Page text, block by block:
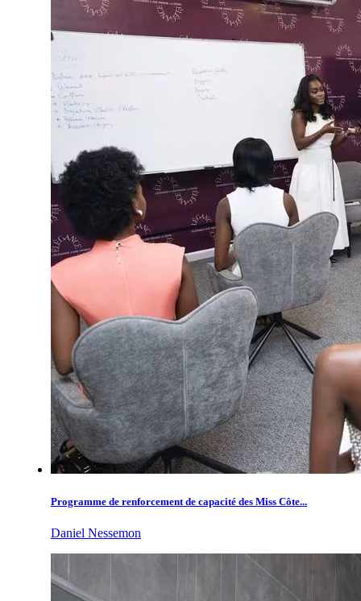
Programme de renforcement de capacité des Miss Côte...
Daniel Nessemon